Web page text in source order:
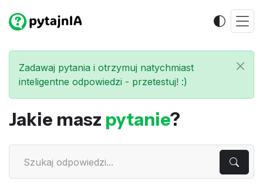
Zadawaj pytania i otrzymuj natychmiast
inteligentne odpowiedzi - przetestuj! :)
Jakie masz pytanie?